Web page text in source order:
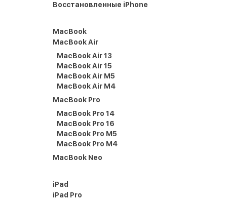
Восстановленные iPhone
MacBook
MacBook Air
MacBook Air 13
MacBook Air 15
MacBook Air M5
MacBook Air M4
MacBook Pro
MacBook Pro 14
MacBook Pro 16
MacBook Pro M5
MacBook Pro M4
MacBook Neo
iPad
iPad Pro